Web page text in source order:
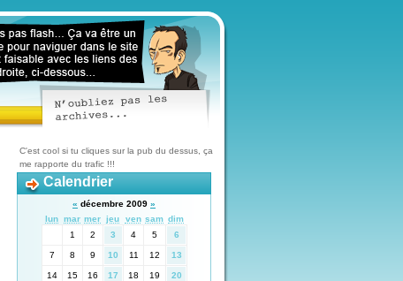
C'est cool si tu cliques sur la pub du dessus, ça
me rapporte du trafic !!!
Calendrier
« décembre 2009 »
lun mar mer jeu ven sam dim
1
2 3 4 5 6
7 8 9 10 11 12 13
14 15 16 17 18 19 20